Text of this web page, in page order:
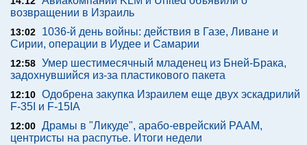
возвращении в Израиль
13:02
1036-й день войны: действия в Газе, Ливане и
Сирии, операции в Иудее и Самарии
12:58 Умер шестимесячный младенец из Бней-Брака,
задохнувшийся из-за пластикового пакета
12:10 Одобрена закупка Израилем еще двух эскадрилий
F-35I и F-15IA
12:00 Драмы в "Ликуде", арабо-еврейский РААМ,
центристы на распутье. Итоги недели